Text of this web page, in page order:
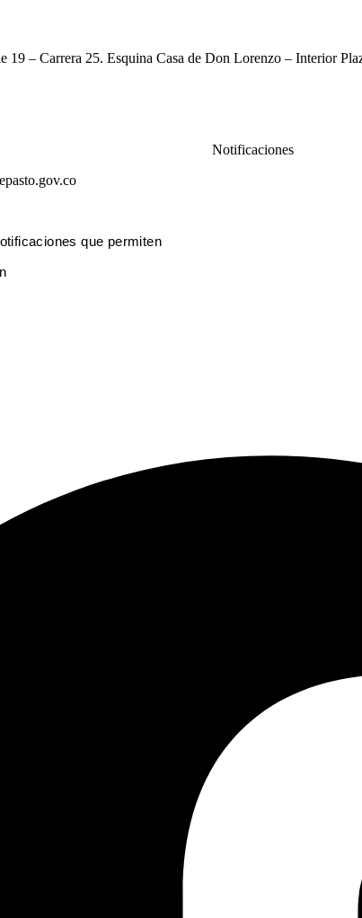
19 – Carrera 25. Esquina Casa de Don Lorenzo – Interior
Notificaciones
que permiten